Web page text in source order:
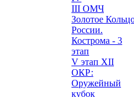
III ОМЧ
Золотое
России.
Кострома - 3
этап
V этап XII
ОКР:
Оружейный
кубок